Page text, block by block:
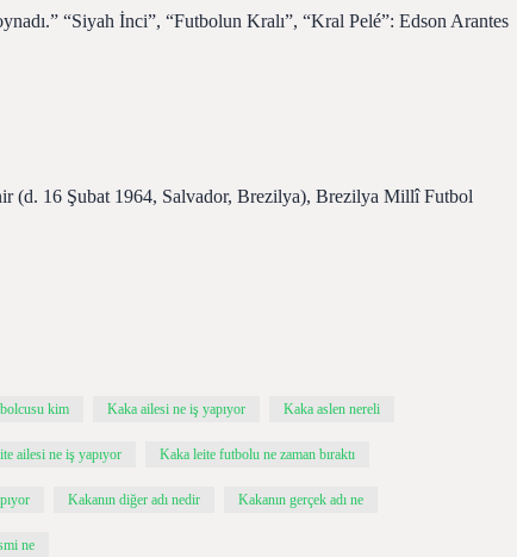
“Siyah İnci”, “Futbolun Kralı”, “Kral Pelé”: Edson Arantes
(d. 16 Şubat 1964, Salvador, Brezilya), Brezilya Millî Futbol
kim Kaka ailesi ne iş yapıyor Kaka aslen nereli
ailesi ne iş yapıyor Kaka leite futbolu ne zaman bıraktı
Kakanın diğer adı nedir Kakanın gerçek adı ne
ne